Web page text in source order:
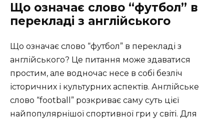
Що означає слово “футбол” в
перекладі з англійського
Що означає слово “футбол” в перекладі з
англійського? Це питання може здаватися
простим, але водночас несе в собі безліч
історичних і культурних аспектів. Англійське
слово “football” розкриває саму суть цієї
найпопулярнішої спортивної гри у світі. Для